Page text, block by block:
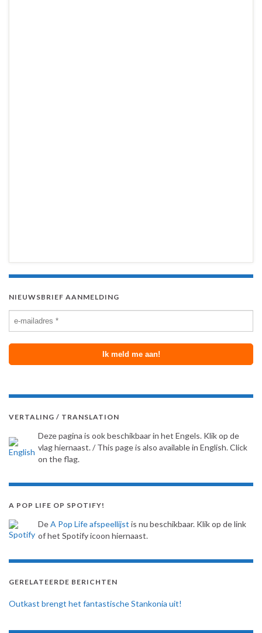
NIEUWSBRIEF AANMELDING
VERTALING / TRANSLATION
Deze pagina is ook beschikbaar in het Engels. Klik op de
vlag hiernaast. / This page is also available in English. Click
on the flag.
A POP LIFE OP SPOTIFY!
DeA Pop Life afspeellijst is nu beschikbaar. Klik op de link
of het Spotify icoon hiernaast.
GERELATEERDE BERICHTEN
Outkast brengt het fantastische Stankonia uit!